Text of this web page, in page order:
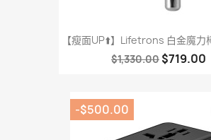
【瘦面UP⬆️】Lifetrons 白金魔力
$1,330.00 $719.00
-$500.00